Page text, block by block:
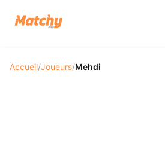
Accueil/Joueurs/Mehdi